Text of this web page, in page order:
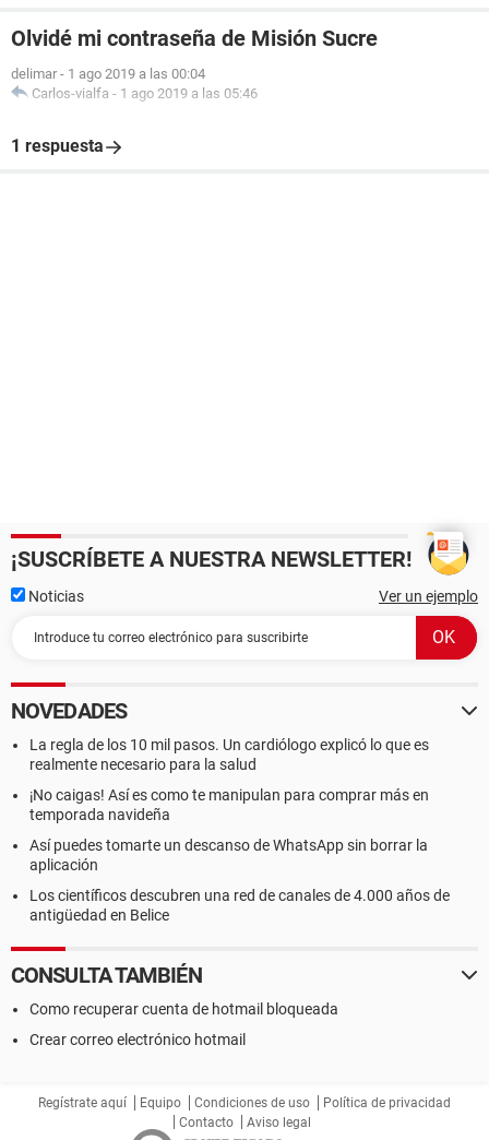
Olvidé mi contraseña de Misión Sucre
delimar - 1 ago 2019 a las 00:04
Carlos-vialfa - 1 ago 2019 a las 05:46
1 respuesta
¡SUSCRÍBETE A NUESTRA NEWSLETTER!
Noticias Ver un ejemplo
NOVEDADES
La regla de los 10 mil pasos. Un cardiólogo explicó lo que es
realmente necesario para la salud
¡No caigas! Así es como te manipulan para comprar más en
temporada navideña
Así puedes tomarte un descanso de WhatsApp sin borrar la
aplicación
Los científicos descubren una red de canales de 4.000 años de
antigüedad en Belice
CONSULTA TAMBIÉN
Como recuperar cuenta de hotmail bloqueada
Crear correo electrónico hotmail
Regístrate aquí Equipo Condiciones de uso
Política de privacidad
Contacto
Aviso legal